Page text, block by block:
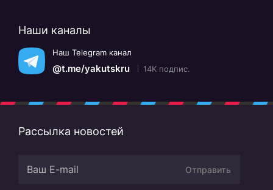
Наши каналы
Наш Telegram канал
@t.me/yakutskru 14K подпис.
Рассылка новостей
Отправить